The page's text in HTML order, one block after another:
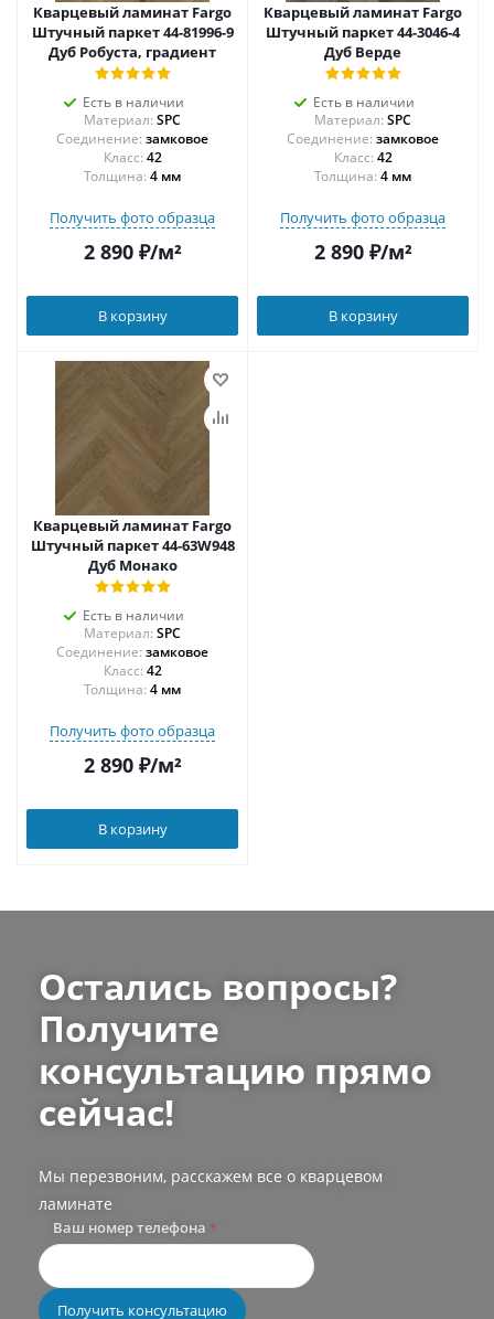
Кварцевый ламинат Fargo
Штучный паркет 44-81996-9
Дуб Робуста, градиент
Есть в наличии
Материал: SPC
Соединение: замковое
42
Толщина: 4 мм
Получить фото образца
2 890₽/м²
В корзину
Кварцевый ламинат Fargo
Штучный паркет 44-3046-4
Дуб Верде
Есть в наличии
Материал: SPC
Соединение: замковое
42
Толщина: 4 мм
Получить фото образца
2 890₽/м²
В корзину
Кварцевый ламинат Fargo
Штучный паркет 44-63W948
Дуб Монако
Есть в наличии
Материал: SPC
Соединение: замковое
42
Толщина: 4 мм
Получить фото образца
2 890₽/м²
В корзину
Остались вопросы?
Получите
консультацию прямо
сейчас!
Мы перезвоним, расскажем все о кварцевом
ламинате
Ваш номер телефона *